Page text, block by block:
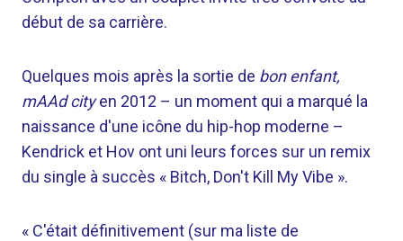
début de sa carrière.
Quelques mois après la sortie de bon enfant,
mAAd cityen 2012 – un moment qui a marqué la
naissance d'une icône du hip-hop moderne –
Kendrick et Hov ont uni leurs forces sur un remix
du single à succès « Bitch, Don't Kill My Vibe ».
« C'était définitivement (sur ma liste de